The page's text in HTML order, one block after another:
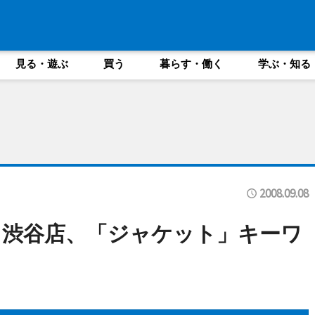
見る・遊ぶ 買う 暮らす・働く 学ぶ・知る
2008.09.08
谷店、「ジャケット」キーワ